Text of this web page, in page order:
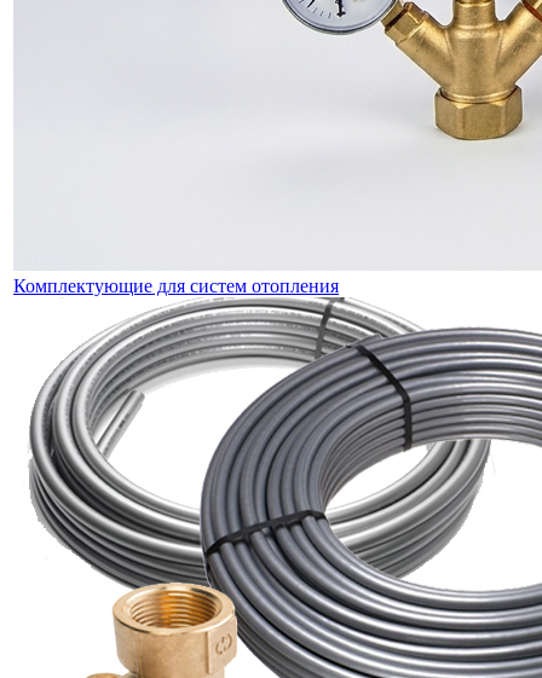
Комплектующие для систем отопления